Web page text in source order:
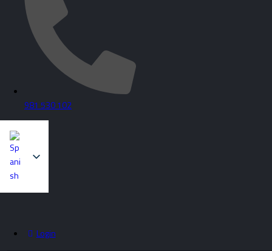
981 530 102
Login